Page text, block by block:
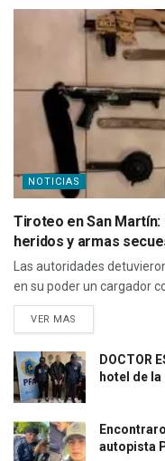
NOTICIAS
Tiroteo en San
heridos y armas
Las autoridades
en su poder un cargador
VER MAS
DOCTOR
hotel de
autopista